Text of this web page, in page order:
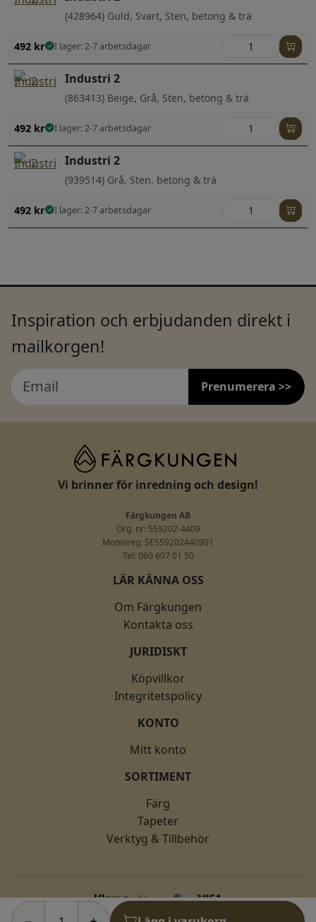
(428964) Guld, Svart, Sten, betong & trä
492 kr I lager: 2-7 arbetsdagar
Industri 2
(863413) Beige, Grå, Sten, betong & trä
492 kr I lager: 2-7 arbetsdagar
Industri 2
(939514) Grå, Sten, betong & trä
492 kr I lager: 2-7 arbetsdagar
Inspiration och erbjudanden direkt i
mailkorgen!
Prenumerera >>
Vi brinner för inredning och design!
Färgkungen AB
Org. nr: 559202-4409
Momsreg: SE559202440901
Tel: 060 607 01 50
LÄR KÄNNA OSS
Om Färgkungen
Kontakta oss
JURIDISKT
Köpvillkor
Integritetspolicy
KONTO
Mitt konto
SORTIMENT
Färg
Tapeter
Verktyg & Tillbehör